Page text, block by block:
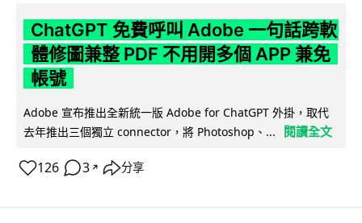
ChatGPT 免費呼叫 Adobe 一句話跨軟
體修圖兼整 PDF 不用開多個 APP 兼免
帳號
Adobe 宣布推出全新統一版 Adobe for ChatGPT 外掛，取代
去年推出三個獨立 connector，將 Photoshop、...
閱讀全文
126 3 ↗ 分享